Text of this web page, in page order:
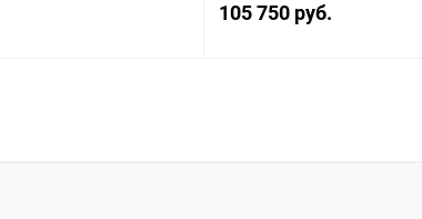
Сравнение
105 750 руб.
Купить в 1 клик